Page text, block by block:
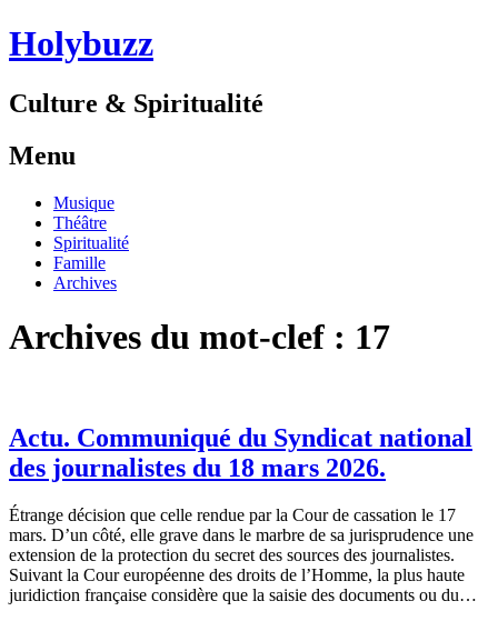
Holybuzz
Culture & Spiritualité
Menu
Aller
contenu
Musique
Théâtre
Spiritualité
Famille
Archives
Archives du mot-clef : 17
Actu. Communiqué du Syndicat national
des journalistes du 18 mars 2026.
Étrange décision que celle rendue par la Cour de cassation le 17
mars. D’un côté, elle grave dans le marbre de sa jurisprudence une
extension de la protection du secret des sources des journalistes.
Suivant la Cour européenne des droits de l’Homme, la plus haute
juridiction française considère que la saisie des documents ou du…